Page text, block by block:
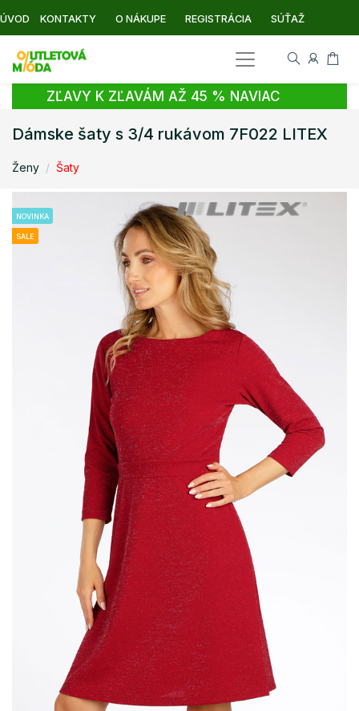
ÚVOD KONTAKTY O NÁKUPE REGISTRÁCIA SÚŤAŽ
ZĽAVY K ZĽAVÁM AŽ 45 % NAVIAC
Dámske šaty s 3/4 rukávom 7F022 LITEX
Ženy Šaty
NOVINKA
SALE